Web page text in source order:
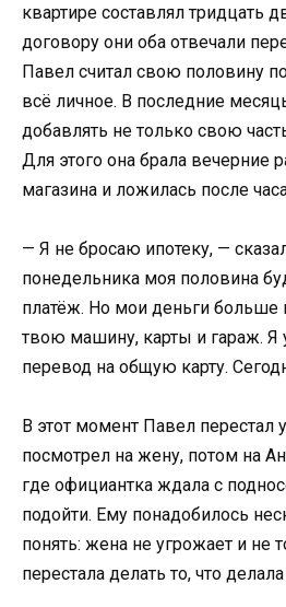
квартире составлял тридцать
договору они оба отвечали
Павел считал свою половину
всё личное. В последние
добавлять не только свою
Для этого она брала вечерние
магазина и ложилась после
— Я не бросаю ипотеку, —
понедельника моя половина
платёж. Но мои деньги больше
твою машину, карты и гараж. Я
перевод на общую карту.
В этот момент Павел перестал
посмотрел на жену, потом на
где официантка ждала с
подойти. Ему понадобилось
понять: жена не угрожает и не
перестала делать то, что